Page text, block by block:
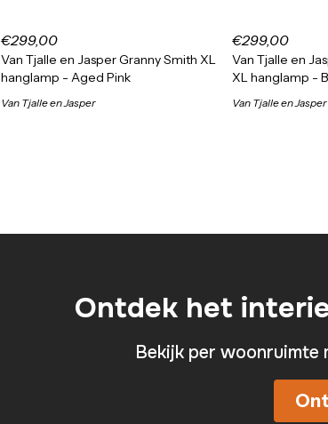
€299,00
Van Tjalle en Jasper Granny Smith XL
hanglamp - Aged Pink
Van Tjalle en Jasper
€299,00
Van Tjalle en
XL hanglamp -
Van Tjalle en Jasper
Ontdek het
Bekijk per woonruimte